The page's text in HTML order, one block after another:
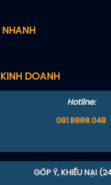
NHANH
KINH DOANH
Hotline:
081.8888.048
GÓP Ý, KHIẾU NẠI